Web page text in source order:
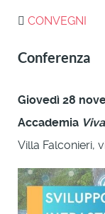
CONVEGNI
Conferenza
Giovedì 28
Accademia
Villa Falconieri,